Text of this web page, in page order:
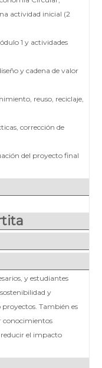
actividad inicial (2
1 y actividades
y cadena de valor
reuso, reciclaje,
corrección de
del proyecto final
y estudiantes
y
También es
conocimientos
el impacto